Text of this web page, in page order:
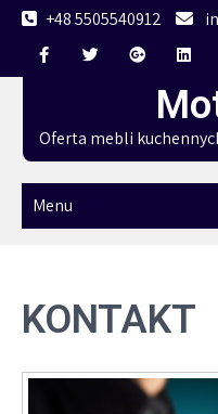
Skip
content
+48 5505540912
Oferta mebli
Menu
KONTAKT